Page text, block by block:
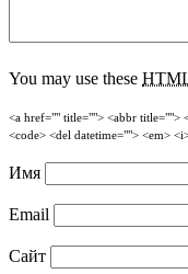
You may use these
<a href="" title=""> <abbr title="">
<code> <del datetime=""> <em>
Имя
Email
Сайт